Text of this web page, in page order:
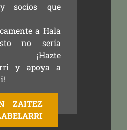
socios que
a Hala
no sería
¡Hazte
y apoya a
ZAITEZ